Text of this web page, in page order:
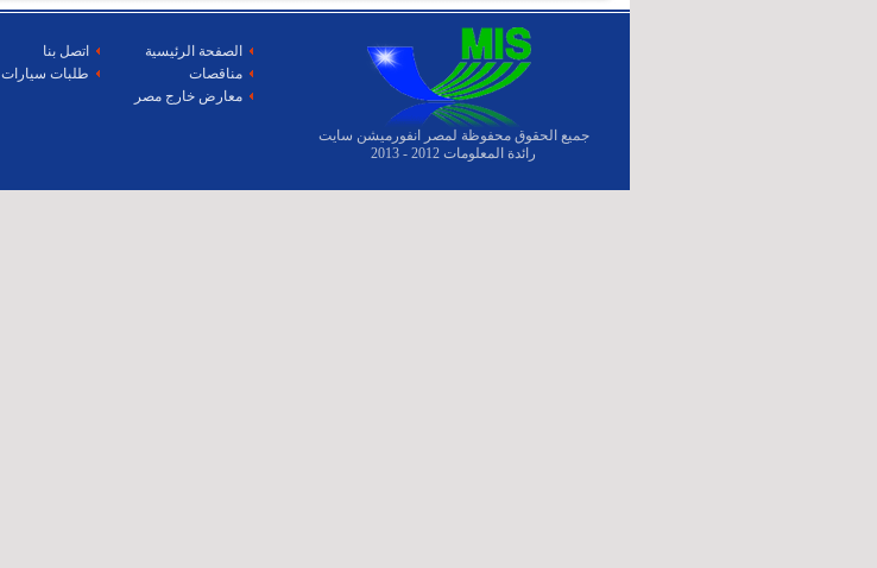
جميع الحقوق محفوظة لمصر انفورميشن سايت
رائدة المعلومات 2012 - 2013
الصفحة الرئيسية اتصل بنا
مناقصات
طلبات سيارات
معارض خارج مصر